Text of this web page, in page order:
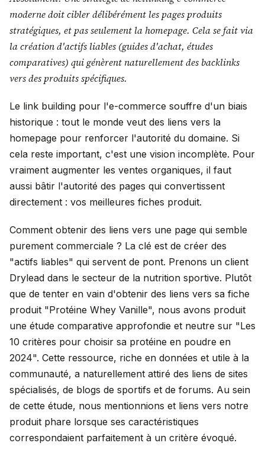
moderne doit cibler délibérément les pages produits
stratégiques, et pas seulement la homepage. Cela se fait via
la création d'actifs liables (guides d'achat, études
comparatives) qui génèrent naturellement des backlinks
vers des produits spécifiques.
Le link building pour l'e-commerce souffre d'un biais
historique : tout le monde veut des liens vers la
homepage pour renforcer l'autorité du domaine. Si
cela reste important, c'est une vision incomplète. Pour
vraiment augmenter les ventes organiques, il faut
aussi bâtir l'autorité des pages qui convertissent
directement : vos meilleures fiches produit.
Comment obtenir des liens vers une page qui semble
purement commerciale ? La clé est de créer des
"actifs liables" qui servent de pont. Prenons un client
Drylead dans le secteur de la nutrition sportive. Plutôt
que de tenter en vain d'obtenir des liens vers sa fiche
produit "Protéine Whey Vanille", nous avons produit
une étude comparative approfondie et neutre sur "Les
10 critères pour choisir sa protéine en poudre en
2024". Cette ressource, riche en données et utile à la
communauté, a naturellement attiré des liens de sites
spécialisés, de blogs de sportifs et de forums. Au sein
de cette étude, nous mentionnions et liens vers notre
produit phare lorsque ses caractéristiques
correspondaient parfaitement à un critère évoqué.